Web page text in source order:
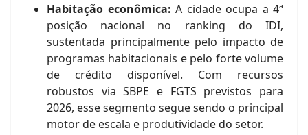
Habitação econômica: A cidade ocupa a 4ª
posição nacional no ranking do IDI,
sustentada principalmente pelo impacto de
programas habitacionais e pelo forte volume
de crédito disponível. Com recursos
robustos via SBPE e FGTS previstos para
2026, esse segmento segue sendo o principal
motor de escala e produtividade do setor.